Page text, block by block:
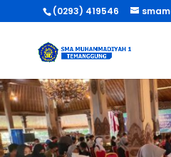
(0293) 419546